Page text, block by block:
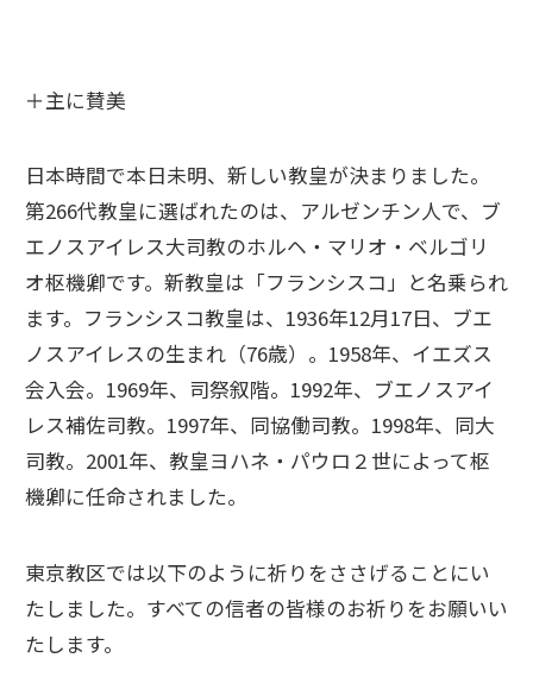
＋主に賛美
日本時間で本日未明、新しい教皇が決まりました。
第266代教皇に選ばれたのは、アルゼンチン人で、ブ
エノスアイレス大司教のホルヘ・マリオ・ベルゴリ
オ枢機卿です。新教皇は「フランシスコ」と名乗られ
ます。フランシスコ教皇は、1936年12月17日、ブエ
ノスアイレスの生まれ（76歳）。1958年、イエズス
会入会。1969年、司祭叙階。1992年、ブエノスアイ
レス補佐司教。1997年、同協働司教。1998年、同大
司教。2001年、教皇ヨハネ・パウロ２世によって枢
機卿に任命されました。
東京教区では以下のように祈りをささげることにい
たしました。すべての信者の皆様のお祈りをお願いい
たします。